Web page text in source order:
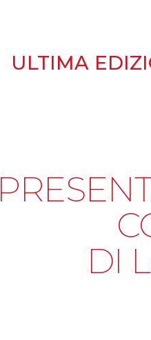
ULTIMA
DI